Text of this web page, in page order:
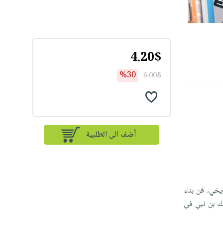
فن بناء
بن نبي في
4.20$
6.00$
%30
أضف الى الطلبية